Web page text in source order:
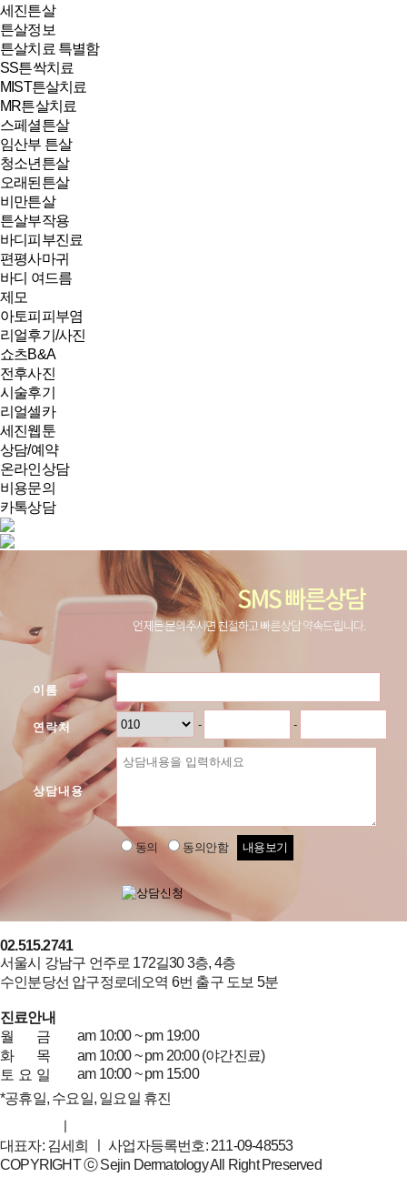
세진튼살
튼살정보
튼살치료 특별함
SS튼싹치료
MIST튼살치료
MR튼살치료
스페셜튼살
임산부 튼살
청소년튼살
오래된튼살
비만튼살
튼살부작용
바디피부진료
편평사마귀
바디 여드름
제모
아토피피부염
리얼후기/사진
쇼츠B&A
전후사진
시술후기
리얼셀카
세진웹툰
상담/예약
온라인상담
비용문의
카톡상담
이름
연락처 - -
상담내용
동의 동의안함 내용보기
02.515.2741
서울시 강남구 언주로 172길30 3층, 4층
수인분당선 압구정로데오역 6번 출구 도보 5분
진료안내
월
금
am 10:00 ~ pm 19:00
화
목
am 10:00 ~ pm 20:00 (야간진료)
토 요 일
am 10:00 ~ pm 15:00
*공휴일, 수요일, 일요일 휴진
대표자: 김세희 ㅣ 사업자등록번호: 211-09-48553
COPYRIGHT ⓒ Sejin Dermatology All Right Preserved